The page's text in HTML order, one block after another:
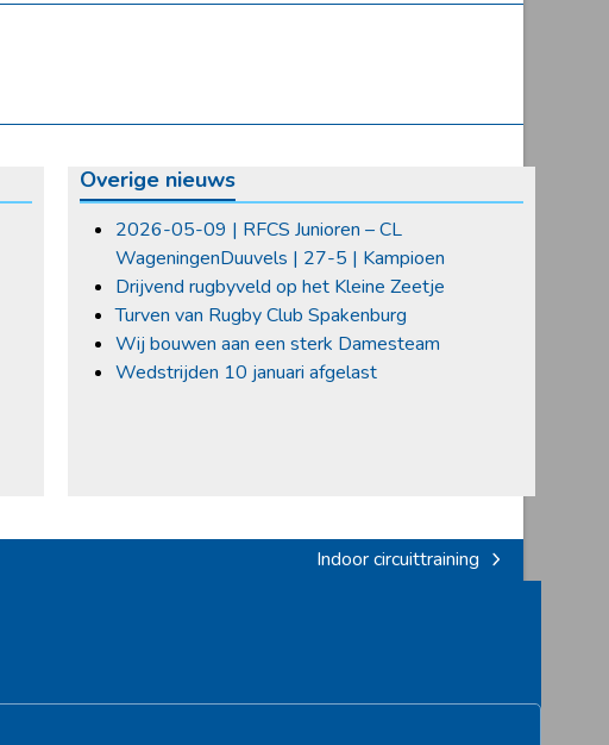
Overige nieuws
2026-05-09 | RFCS Junioren – CL
WageningenDuuvels | 27-5 | Kampioen
Drijvend rugbyveld op het Kleine Zeetje
Turven van Rugby Club Spakenburg
Wij bouwen aan een sterk Damesteam
Wedstrijden 10 januari afgelast
next
Indoor circuittraining